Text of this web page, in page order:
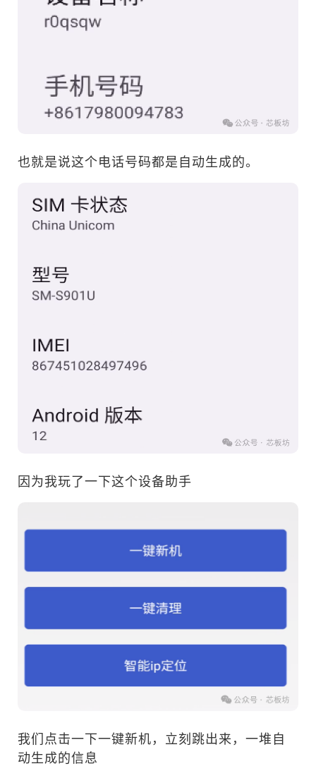
也就是说这个电话号码都是自动生成的。
因为我玩了一下这个设备助手
我们点击一下一键新机，立刻跳出来，一堆自
动生成的信息